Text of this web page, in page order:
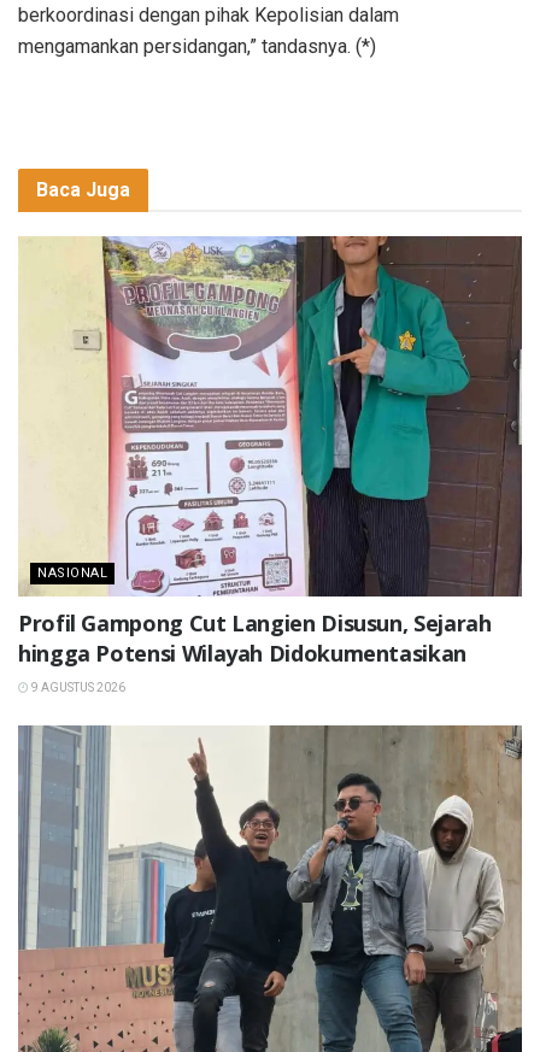
berkoordinasi dengan pihak Kepolisian dalam
mengamankan persidangan,” tandasnya. (*)
Baca Juga
NASIONAL
Profil Gampong Cut Langien Disusun, Sejarah
hingga Potensi Wilayah Didokumentasikan
9 AGUSTUS 2026